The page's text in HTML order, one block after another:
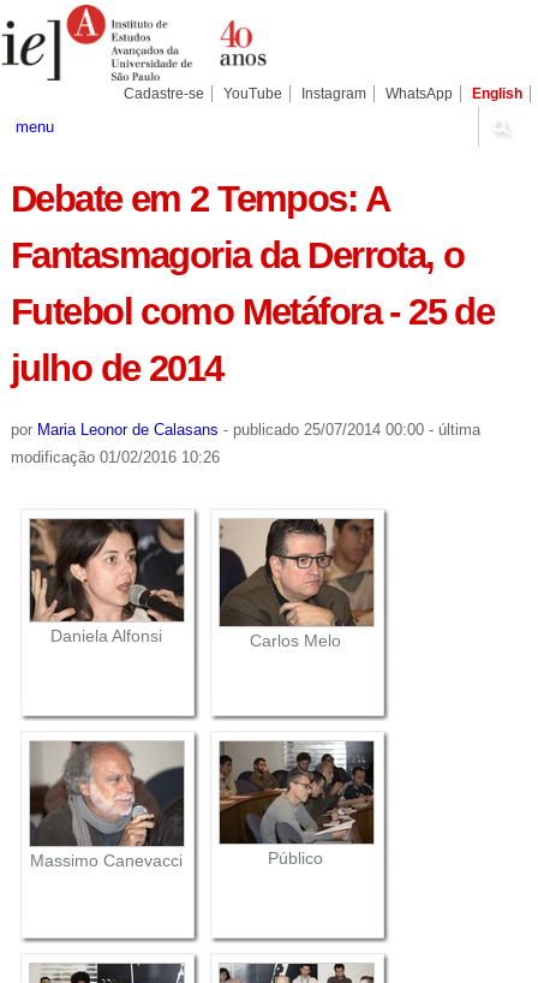
para
conteúdo.
Pessoais
Cadastre-se YouTube Instagram WhatsApp English
menu
Debate em 2 Tempos: A
Fantasmagoria da Derrota, o
Futebol como Metáfora - 25 de
julho de 2014
por Maria Leonor de Calasans - publicado25/07/2014 00:00 - última
modificação01/02/2016 10:26
Daniela Alfonsi Carlos Melo
Massimo Canevacci Público